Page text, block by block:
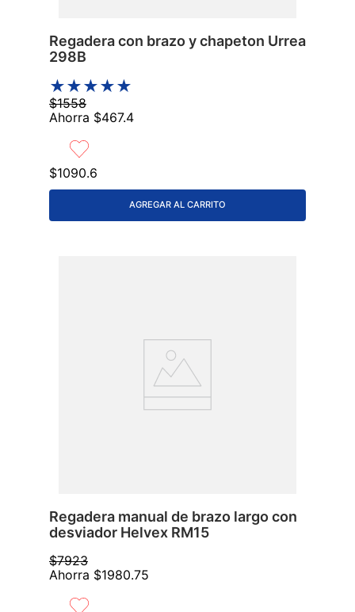
Regadera con brazo y chapeton Urrea
298B
★★★★★
$1558
Ahorra $467.4
$1090.6
AGREGAR AL CARRITO
Regadera manual de brazo largo con
desviador Helvex RM15
$7923
Ahorra $1980.75